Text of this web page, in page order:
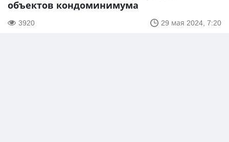
объектов кондоминимума
3920 29 мая 2024, 7:20